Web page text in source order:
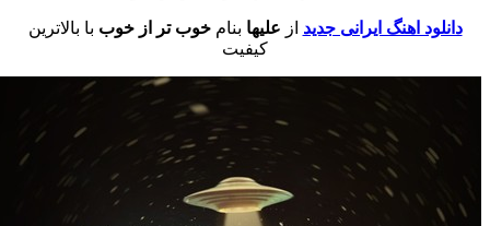
دانلود اهنگ ایرانی جدید ازعلیهابنامخوب تر از خوببا بالاترین
کیفیت